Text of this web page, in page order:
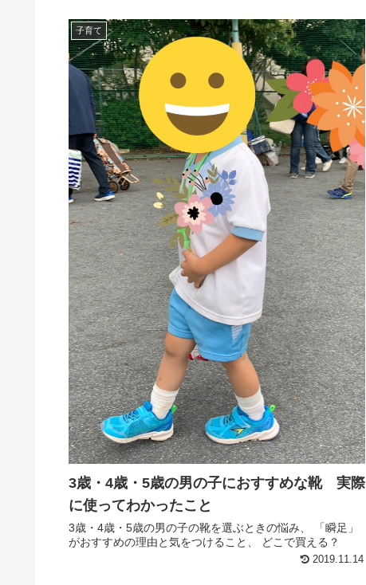
子育て
3歳・4歳・5歳の男の子におすすめな靴 実際
に使ってわかったこと
3歳・4歳・5歳の男の子の靴を選ぶときの悩み、 「瞬足」
がおすすめの理由と気をつけること、 どこで買える？
2019.11.14